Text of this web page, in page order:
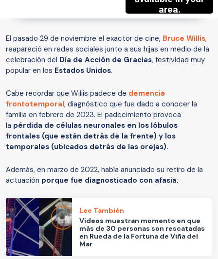
El pasado 29 de noviembre el exactor de cine, Bruce Willis,
reapareció en redes sociales junto a sus hijas en medio de la
celebración del Día de Acción de Gracias, festividad muy
popular en los Estados Unidos.
Cabe recordar que Willis padece de demencia
frontotemporal, diagnóstico que fue dado a conocer la
familia en febrero de 2023. El padecimiento provoca
la pérdida de células neuronales en los lóbulos
frontales (que están detrás de la frente) y los
temporales (ubicados detrás de las orejas).
Además, en marzo de 2022, había anunciado su retiro de la
actuación porque fue diagnosticado con afasia.
Lee También
Videos muestran momento en que
más de 30 personas son rescatadas
en Rueda de la Fortuna de Viña del
Mar